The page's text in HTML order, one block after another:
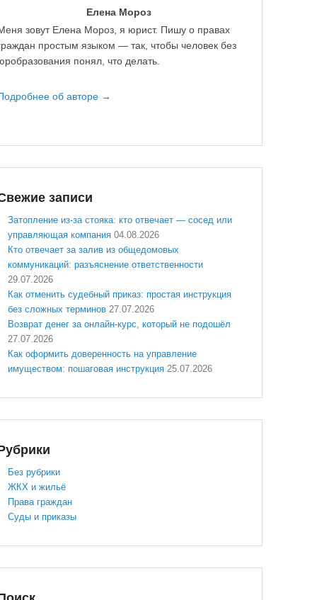
Елена Мороз
зовут Елена Мороз, я юрист. Пишу о правах
простым языком — так, чтобы человек без
понял, что делать.
об авторе →
записи
Затопление из-за стояка: кто отвечает — сосед или
управляющая компания 04.08.2026
Кто отвечает за залив из общедомовых
коммуникаций: разъяснение ответственности
29.07.2026
Как отменить судебный приказ: простая инструкция
без сложных терминов 27.07.2026
Возврат денег за онлайн-курс, который не подошёл
27.07.2026
Как оформить доверенность на управление
имуществом: пошаговая инструкция 25.07.2026
Без рубрики
ЖКХ и жильё
Права граждан
Суды и приказы